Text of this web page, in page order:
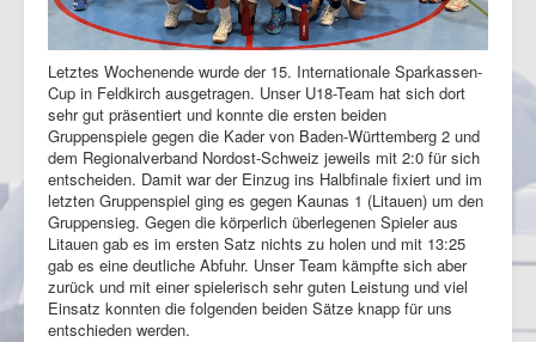
Letztes Wochenende wurde der 15. Internationale Sparkassen-
Cup in Feldkirch ausgetragen. Unser U18-Team hat sich dort
sehr gut präsentiert und konnte die ersten beiden
Gruppenspiele gegen die Kader von Baden-Württemberg 2 und
dem Regionalverband Nordost-Schweiz jeweils mit 2:0 für sich
entscheiden. Damit war der Einzug ins Halbfinale fixiert und im
letzten Gruppenspiel ging es gegen Kaunas 1 (Litauen) um den
Gruppensieg. Gegen die körperlich überlegenen Spieler aus
Litauen gab es im ersten Satz nichts zu holen und mit 13:25
gab es eine deutliche Abfuhr. Unser Team kämpfte sich aber
zurück und mit einer spielerisch sehr guten Leistung und viel
Einsatz konnten die folgenden beiden Sätze knapp für uns
entschieden werden.